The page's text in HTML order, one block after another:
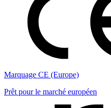
Marquage CE (Europe)
Prêt pour le marché européen